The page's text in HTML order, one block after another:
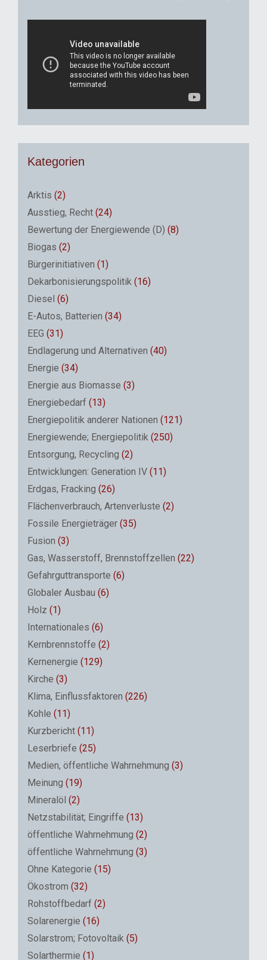
Kategorien
Arktis (2)
Ausstieg, Recht (24)
Bewertung der Energiewende (D) (8)
Biogas (2)
Bürgerinitiativen (1)
Dekarbonisierungspolitik (16)
Diesel (6)
E-Autos, Batterien (34)
EEG (31)
Endlagerung und Alternativen (40)
Energie (34)
Energie aus Biomasse (3)
Energiebedarf (13)
Energiepolitik anderer Nationen (121)
Energiewende; Energiepolitik (250)
Entsorgung, Recycling (2)
Entwicklungen: Generation IV (11)
Erdgas, Fracking (26)
Flächenverbrauch, Artenverluste (2)
Fossile Energieträger (35)
Fusion (3)
Gas, Wasserstoff, Brennstoffzellen (22)
Gefahrguttransporte (6)
Globaler Ausbau (6)
Holz (1)
Internationales (6)
Kernbrennstoffe (2)
Kernenergie (129)
Kirche (3)
Klima, Einflussfaktoren (226)
Kohle (11)
Kurzbericht (11)
Leserbriefe (25)
Medien, öffentliche Wahrnehmung (3)
Meinung (19)
Mineralöl (2)
Netzstabilität; Eingriffe (13)
öffentliche Wahrnehmung (2)
öffentliche Wahrnehmung (3)
Ohne Kategorie (15)
Ökostrom (32)
Rohstoffbedarf (2)
Solarenergie (16)
Solarstrom; Fotovoltaik (5)
Solarthermie (1)